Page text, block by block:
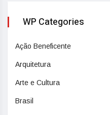
WP Categories
Ação Beneficente
Arquitetura
Arte e Cultura
Brasil